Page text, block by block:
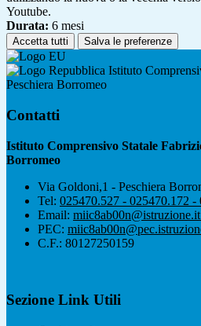
Youtube.
Durata: 6 mesi
Accetta tutti Salva le preferenze
Istituto
Peschiera Borromeo
Contatti
Istituto Comprensivo Statale
Borromeo
Via Goldoni,1 - Peschiera
Tel: 025470.527 - 025470.172 -
Email: miic8ab00n@istruzione.it
PEC:
C.F.: 80127250159
Sezione Link Utili